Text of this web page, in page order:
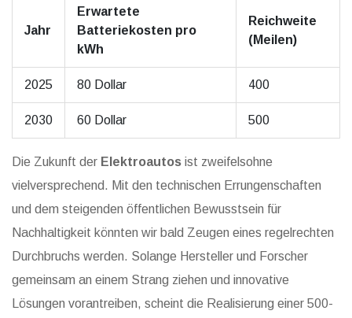
Jahr
Erwartete
Batteriekosten pro
kWh
Reichweite
(Meilen)
2025 80 Dollar 400
2030 60 Dollar 500
Die Zukunft der Elektroautos ist zweifelsohne
vielversprechend. Mit den technischen Errungenschaften
und dem steigenden öffentlichen Bewusstsein für
Nachhaltigkeit könnten wir bald Zeugen eines regelrechten
Durchbruchs werden. Solange Hersteller und Forscher
gemeinsam an einem Strang ziehen und innovative
Lösungen vorantreiben, scheint die Realisierung einer 500-